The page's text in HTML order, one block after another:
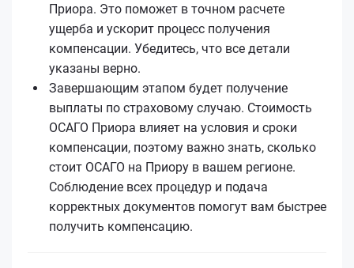
Приора. Это поможет в точном расчете
ущерба и ускорит процесс получения
компенсации. Убедитесь, что все детали
указаны верно.
Завершающим этапом будет получение
выплаты по страховому случаю. Стоимость
ОСАГО Приора влияет на условия и сроки
компенсации, поэтому важно знать, сколько
стоит ОСАГО на Приору в вашем регионе.
Соблюдение всех процедур и подача
корректных документов помогут вам быстрее
получить компенсацию.